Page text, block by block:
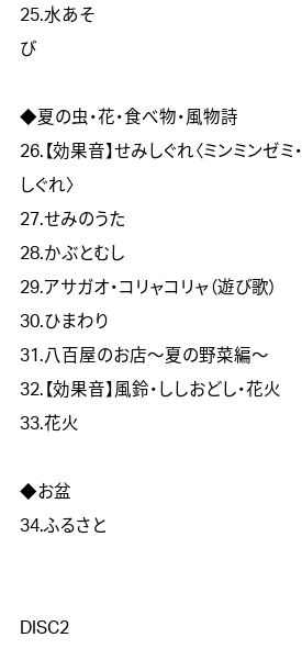
25.水あそ
◆夏の虫・花・食べ物・風物詩
26.【効果音】せみしぐれ〈ミンミンゼミ
しぐれ〉
27.せみのうた
28.かぶとむし
29.アサガオ・コリャコリャ（遊び歌）
30.ひまわり
31.八百屋のお店～夏の野菜編～
32.【効果音】風鈴・ししおどし・花火
33.花火
◆お盆
34.ふるさと
DISC2